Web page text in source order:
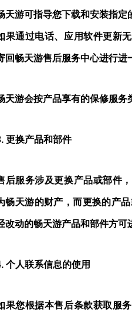
天游可指导您下载和安装指定
果通过电话、应用软件更新
回畅天游售后服务中心进行进
天游会按产品享有的保修服务
更换产品和部件
后服务涉及更换产品或部件
畅天游的财产，而更换的产
改动的畅天游产品和部件方可
个人联系信息的使用
果您根据本售后条款获取服